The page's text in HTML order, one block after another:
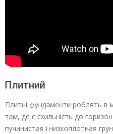
Плитний
Плитні фундаменти роблять в
там, де є схильність до
пучинистая і низкоплотная